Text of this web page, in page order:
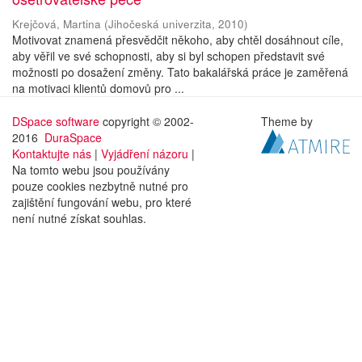
Krejčová, Martina (Jihočeská univerzita, 2010)
Motivovat znamená přesvědčit někoho, aby chtěl dosáhnout cíle,
aby věřil ve své schopnosti, aby si byl schopen představit své
možnosti po dosažení změny. Tato bakalářská práce je zaměřená
na motivaci klientů domovů pro ...
DSpace software copyright © 2002-
2016 DuraSpace
Kontaktujte nás | Vyjádření názoru |
Na tomto webu jsou používány
pouze cookies nezbytně nutné pro
zajištění fungování webu, pro které
není nutné získat souhlas.
Theme by